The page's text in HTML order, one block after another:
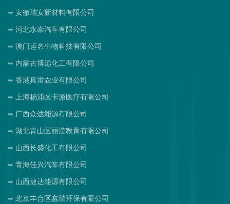
安徽瑞安新材料有限公司
河北永泰汽车有限公司
澳门运名生物科技有限公司
内蒙古博远化工有限公司
香港真雷农业有限公司
上海杨浦区卡游医疗有限公司
广西众达能源有限公司
湖北青山区丽滢教育有限公司
山西长盛化工有限公司
青海佳兴汽车有限公司
山西捷达能源有限公司
北京丰台区鑫瑞环保有限公司